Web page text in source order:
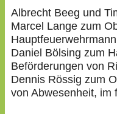
Albrecht Beeg und
Marcel Lange zum
Daniel Bölsing zum
Beförderungen von
Dennis Rössig zum
von Abwesenheit, im